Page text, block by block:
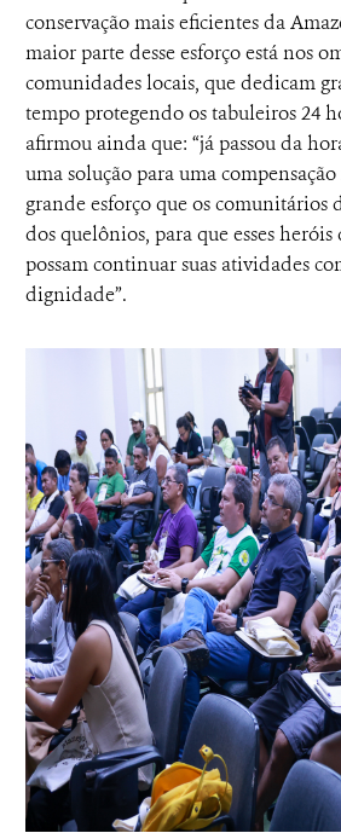
conservação mais eficientes da
maior parte desse esforço está nos
comunidades locais, que dedicam
tempo protegendo os tabuleiros 24
afirmou ainda que: “já passou da
uma solução para uma
grande esforço que os comunitários
dos quelônios, para que esses heróis
possam continuar suas atividades
dignidade”.